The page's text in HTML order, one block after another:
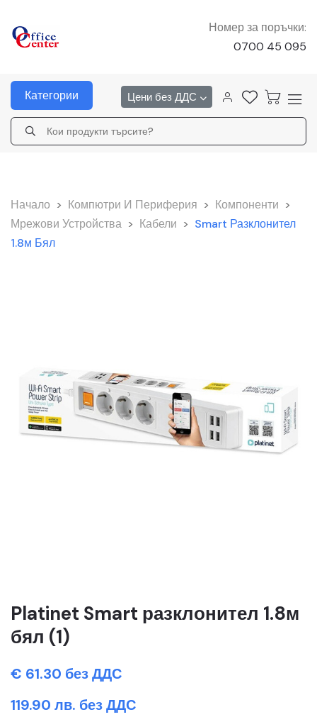
Номер за поръчки:
0700 45 095
Категории Цени без ДДС
Начало > Компютри И Периферия > Компоненти >
Мрежови Устройства > Кабели > Smart Разклонител
1.8м Бял
Platinet Smart разклонител 1.8м
бял (1)
€ 61.30 без ДДС
119.90 лв. без ДДС